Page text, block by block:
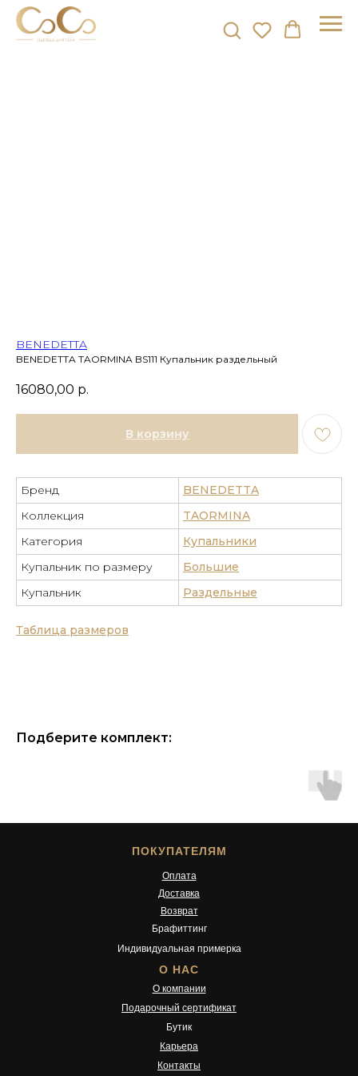
BENEDETTA TAORMINA BS111 Купальник раздельный
BENEDETTA
16080,00 р.
В корзину
Таблица размеров
Бренд
BENEDETTA
Коллекция
TAORMINA
Категория
Купальники
Купальник по размеру
Большие
Купальник
Раздельные
Подберите комплект:
ПОКУПАТЕЛЯМ
О НАС
Оплата
Доставка
Брафиттинг
Индивидуальная примерка
Возврат
Подарочный сертификат
О компании
Бутик
Карьера
Контакты